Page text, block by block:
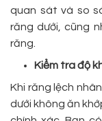
quan sát và so
răng dưới, cũng
răng.
Kiểm tra độ
Khi răng lệch
dưới không ăn